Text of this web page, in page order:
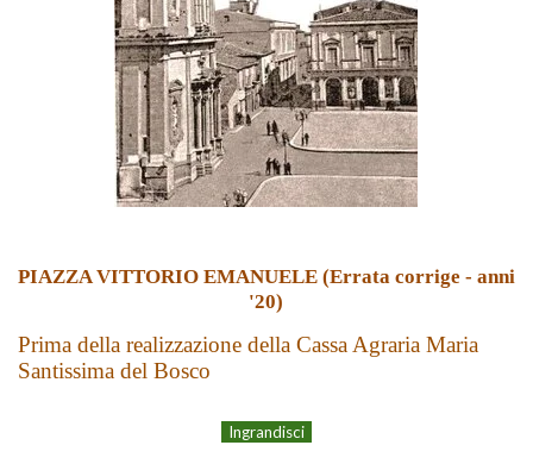
PIAZZA VITTORIO EMANUELE (Errata corrige - anni
'20)
Prima della realizzazione della Cassa Agraria Maria
Santissima del Bosco
Ingrandisci